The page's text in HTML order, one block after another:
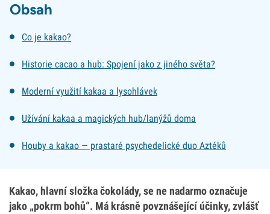
Obsah
Co je kakao?
Historie cacao a hub: Spojení jako z jiného světa?
Moderní využití kakaa a lysohlávek
Užívání kakaa a magických hub/lanýžů doma
Houby a kakao — prastaré psychedelické duo Aztéků
Kakao, hlavní složka čokolády, se ne nadarmo označuje
jako „pokrm bohů“. Má krásně povznášející účinky, zvlášť